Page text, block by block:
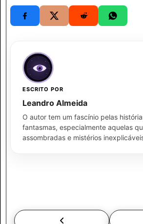
ESCRITO POR
Leandro Almeida
O autor tem um fascínio pelas
fantasmas, especialmente aquelas
assombradas e mistérios